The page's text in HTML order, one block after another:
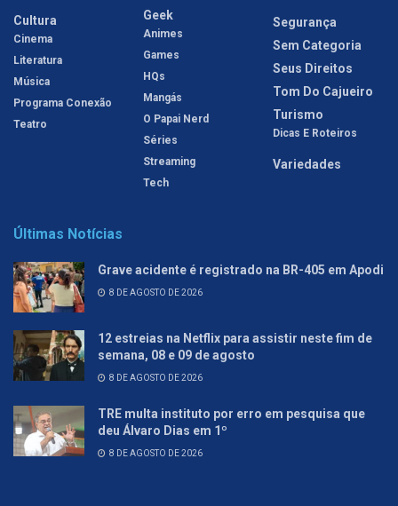
Cultura
Cinema
Literatura
Música
Programa Conexão
Teatro
Geek
Animes
Games
HQs
Mangás
O Papai Nerd
Séries
Streaming
Tech
Segurança
Sem Categoria
Seus Direitos
Tom Do Cajueiro
Turismo
Dicas E Roteiros
Variedades
Últimas Notícias
Grave acidente é registrado na BR-405 em Apodi
8 DE AGOSTO DE 2026
12 estreias na Netflix para assistir neste fim de
semana, 08 e 09 de agosto
8 DE AGOSTO DE 2026
TRE multa instituto por erro em pesquisa que
deu Álvaro Dias em 1º
8 DE AGOSTO DE 2026